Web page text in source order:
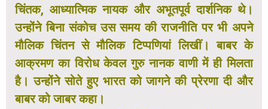
चिंतक, आध्यात्मिक नायक और अभूतपूर्व दार्शनिक थे।
उन्होंने बिना संकोच उस समय की राजनीति पर भी अपने
मौलिक चिंतन से मौलिक टिप्पणियां लिखीं। बाबर के
आक्रमण का विरोध केवल गुरु नानक वाणी में ही मिलता
है। उन्होंने सोते हुए भारत को जागने की प्रेरणा दी और
बाबर को जाबर कहा।